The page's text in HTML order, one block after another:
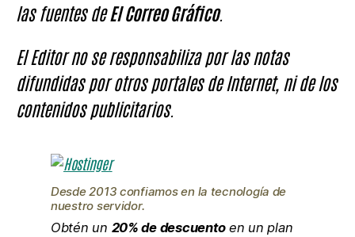
las fuentes deEl Correo Gráfico.
El Editor no se responsabiliza por las notas
difundidas por otros portales de Internet, ni de los
contenidos publicitarios.
Desde 2013 confiamos en la tecnología de
nuestro servidor.
Obtén un 20% de descuentoen un plan